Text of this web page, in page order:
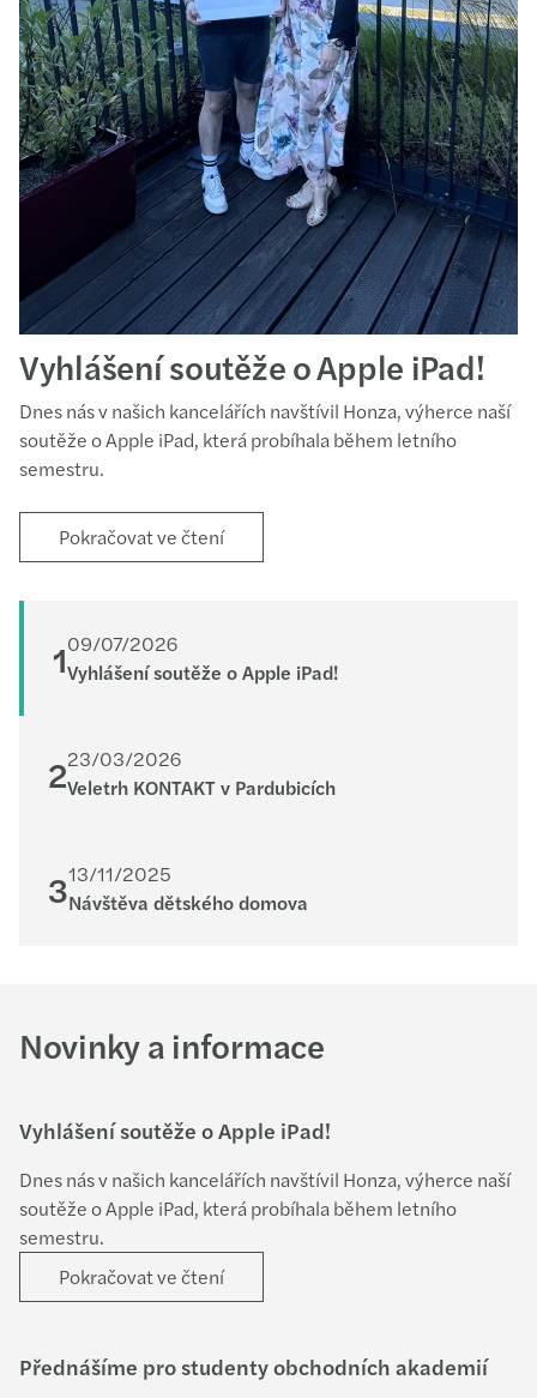
Vyhlášení soutěže o Apple iPad!
Dnes nás v našich kancelářích navštívil Honza, výherce naší
soutěže o Apple iPad, která probíhala během letního
semestru.
Pokračovat ve čtení
109/07/2026
Vyhlášení soutěže o Apple iPad!
223/03/2026
Veletrh KONTAKT v Pardubicích
313/11/2025
Návštěva dětského domova
Novinky a informace
Vyhlášení soutěže o Apple iPad!
Dnes nás v našich kancelářích navštívil Honza, výherce naší
soutěže o Apple iPad, která probíhala během letního
semestru.
Pokračovat ve čtení
Přednášíme pro studenty obchodních akademií